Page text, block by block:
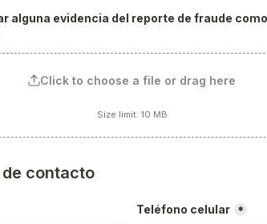
alguna evidencia del reporte de fraude
Click to choose a file or drag here
Size limit: 10 MB
contacto
Teléfono celular *